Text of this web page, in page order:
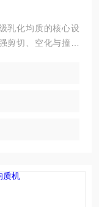
乳化均质的核心设
剪切、空化与撞击
稳定性与细腻度，